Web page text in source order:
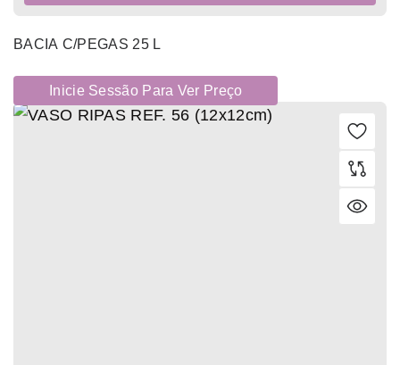
BACIA C/PEGAS 25 L
Inicie Sessão Para Ver Preço